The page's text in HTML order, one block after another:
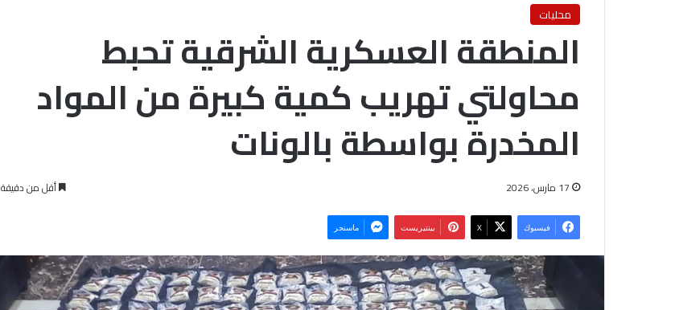
محليات
المنطقة العسكرية الشرقية تحبط
محاولتي تهريب كمية كبيرة من المواد
المخدرة بواسطة بالونات
17 مارس، 2026 أقل من دقيقة
فيسبوك ‫X بينتيريست ماسنجر